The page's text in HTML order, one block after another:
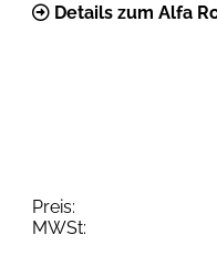
Details zum Alfa
Preis:
MWSt: